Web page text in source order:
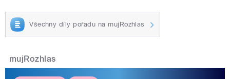
Všechny díly pořadu na mujRozhlas
mujRozhlas